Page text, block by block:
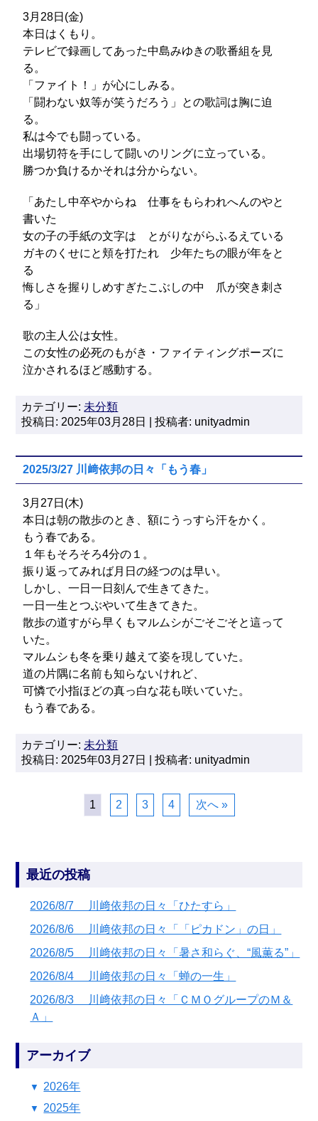
3月28日(金)
本日はくもり。
テレビで録画してあった中島みゆきの歌番組を見
る。
「ファイト！」が心にしみる。
「闘わない奴等が笑うだろう」との歌詞は胸に迫
る。
私は今でも闘っている。
出場切符を手にして闘いのリングに立っている。
勝つか負けるかそれは分からない。
「あたし中卒やからね 仕事をもらわれへんのやと
書いた
女の子の手紙の文字は とがりながらふるえている
ガキのくせにと頬を打たれ 少年たちの眼が年をと
る
悔しさを握りしめすぎたこぶしの中 爪が突き刺さ
る」
歌の主人公は女性。
この女性の必死のもがき・ファイティングポーズに
泣かされるほど感動する。
カテゴリー: 未分類
投稿日: 2025年03月28日 | 投稿者: unityadmin
2025/3/27 川﨑依邦の日々「もう春」
3月27日(木)
本日は朝の散歩のとき、額にうっすら汗をかく。
もう春である。
１年もそろそろ4分の１。
振り返ってみれば月日の経つのは早い。
しかし、一日一日刻んで生きてきた。
一日一生とつぶやいて生きてきた。
散歩の道すがら早くもマルムシがごそごそと這って
いた。
マルムシも冬を乗り越えて姿を現していた。
道の片隅に名前も知らないけれど、
可憐で小指ほどの真っ白な花も咲いていた。
もう春である。
カテゴリー: 未分類
投稿日: 2025年03月27日 | 投稿者: unityadmin
1 2 3 4 次へ »
最近の投稿
2026/8/7 川﨑依邦の日々「ひたすら」
2026/8/6 川﨑依邦の日々「「ピカドン」の日」
2026/8/5 川﨑依邦の日々「暑さ和らぐ、“風薫る”」
2026/8/4 川﨑依邦の日々「蝉の一生」
2026/8/3 川﨑依邦の日々「ＣＭＯグループのＭ＆
Ａ」
アーカイブ
2026年
2025年